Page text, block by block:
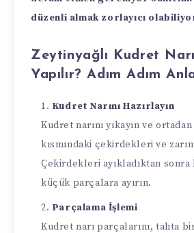
düzenli almak zorlayıcı
Zeytinyağlı Kudret
Yapılır? Adım Adım
Kudret Narını Hazırlayın
Kudret narını yıkayın ve
kısmındaki çekirdekleri ve
Çekirdekleri ayıkladıktan sonra
küçük parçalara ayırın.
Parçalama İşlemi
Kudret narı parçalarını, tahta